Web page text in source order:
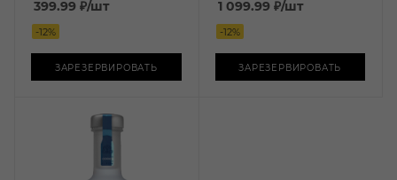
399.99 ₽/шт
-12%
ЗАРЕЗЕРВИРОВАТЬ
1 099.99₽/шт
-12%
ЗАРЕЗЕРВИРОВАТЬ